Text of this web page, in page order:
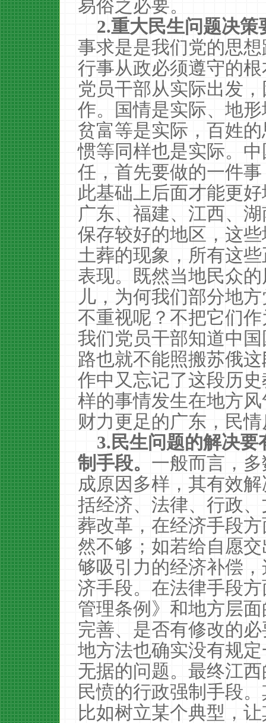
易俗之必要。
2.重大民生问题决策
事求是是我们党的思
行事从政必须遵守的
党员干部从实际出发
作。国情是实际、地
贫富等是实际，百姓
惯等同样也是实际。
任，首先要做的一件
此基础上后面才能更
广东、福建、江西、
保存较好的地区，这
土葬的现象，所有这
表现。既然当地民众
儿，为何我们部分地
不重视呢？不把它们
我们党员干部知道中
路也就不能照搬苏俄
作中又忘记了这段历
样的事情发生在地方
财力更足的广东，民
3.民生问题的解决要
制手段。一般而言，
成原因多样，其有效
括经济、法律、行政
葬改革，在经济手段
然不够；如若给自愿
够吸引力的经济补偿
济手段。在法律手段
管理条例》和地方层
完善、是否有修改的
地方法也确实没有规
无据的问题。最终江
民愤的行政强制手段
比如树立某个典型，